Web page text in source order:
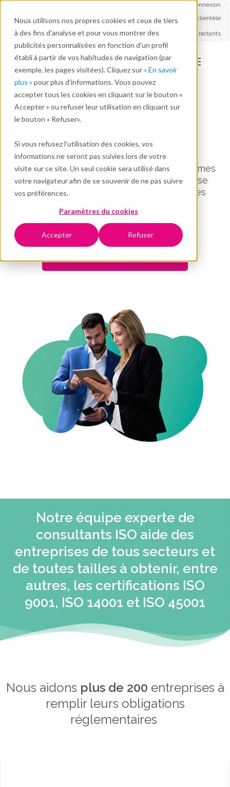
Nous utilisons nos propres cookies et ceux de tiers
à des fins d'analyse et pour vous montrer des
publicités personnalisées en fonction d'un profil
établi à partir de vos habitudes de navigation (par
exemple, les pages visitées). Cliquez sur « En savoir
plus » pour plus d'informations. Vous pouvez
accepter tous les cookies en cliquant sur le bouton «
Accepter » ou refuser leur utilisation en cliquant sur
le bouton « Refuser».
Si vous refusez l'utilisation des cookies, vos
informations ne seront pas suivies lors de votre
visite sur ce site. Un seul cookie sera utilisé dans
votre navigateur afin de se souvenir de ne pas suivre
vos préférences.
Paramètres du cookies
Accepter Refuser
Travailler avec nous
A propos de nous
Connexion
Service à la clientèle
Soutien aux contractants
Mettez en œuvre votre
système de gestion avec
l’aide de consultants
experts
Nous vous aidons à développer des systèmes
qui améliorent l’efficacité de votre entreprise
tout en respectant les normes ISO et autres
DEMANDER PLUS
Notre équipe experte de
consultants ISO aide des
entreprises de tous secteurs et
de toutes tailles à obtenir, entre
autres, les certifications ISO
9001, ISO 14001 et ISO 45001
Nous aidons plus de 200 entreprises à
remplir leurs obligations
réglementaires